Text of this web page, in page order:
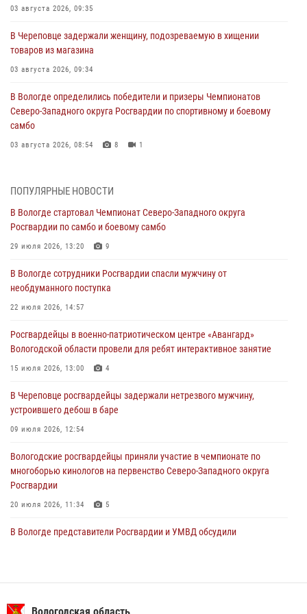
03 августа 2026, 09:35
В Череповце задержали женщину, подозреваемую в хищении
товаров из магазина
03 августа 2026, 09:34
В Вологде определились победители и призеры Чемпионатов
Северо-Западного округа Росгвардии по спортивному и боевому
самбо
03 августа 2026, 08:54 8 1
ОХРАНЫ РОСГВАРДИИ В ВОЛОГОДСКОЙ ОБЛАСТИ ЗАДЕРЖАНО 23
02 августа 2026, 10:37
Росгвардейцы в г. Соколе задержали несовершеннолетнего
31 июля 2026, 06:43
В Вологде стартовал Чемпионат Северо-Западного округа
29 июля 2026, 13:20
В Вологде росгвардейцы задержали мужчину, подозреваемого в
29 июля 2026, 09:08
ПОПУЛЯРНЫЕ НОВОСТИ
В Вологде стартовал Чемпионат Северо-Западного округа
Росгвардии по самбо и боевому самбо
29 июля 2026, 13:20 9
В Вологде сотрудники Росгвардии спасли мужчину от
необдуманного поступка
22 июля 2026, 14:57
Росгвардейцы в военно-патриотическом центре «Авангард»
Вологодской области провели для ребят интерактивное занятие
15 июля 2026, 13:00 4
В Череповце росгвардейцы задержали нетрезвого мужчину,
устроившего дебош в баре
09 июля 2026, 12:54
Вологодские росгвардейцы приняли участие в чемпионате по
многоборью кинологов на первенство Северо-Западного округа
Росгвардии
20 июля 2026, 11:34 5
В Вологде представители Росгвардии и УМВД обсудили
стрельбу